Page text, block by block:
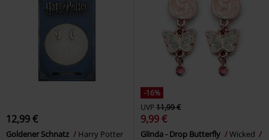
12,99 €
Goldener Schnatz
Harry Potter
-16%
UVP11,99 €
9,99 €
Glinda - Drop Butterfly
Wicked